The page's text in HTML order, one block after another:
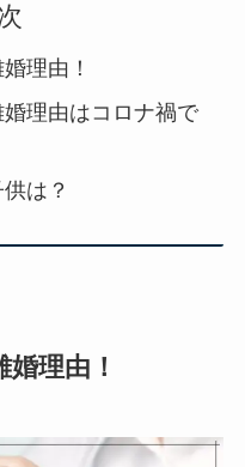
理由！
理由はコロナ禍で
は？
理由！